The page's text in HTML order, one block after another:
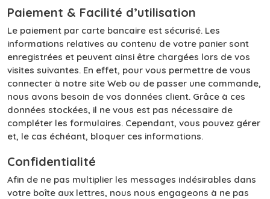
Paiement & Facilité d’utilisation
Le paiement par carte bancaire est sécurisé. Les
informations relatives au contenu de votre panier sont
enregistrées et peuvent ainsi être chargées lors de vos
visites suivantes. En effet, pour vous permettre de vous
connecter à notre site Web ou de passer une commande,
nous avons besoin de vos données client. Grâce à ces
données stockées, il ne vous est pas nécessaire de
compléter les formulaires. Cependant, vous pouvez gérer
et, le cas échéant, bloquer ces informations.
Confidentialité
Afin de ne pas multiplier les messages indésirables dans
votre boîte aux lettres, nous nous engageons à ne pas